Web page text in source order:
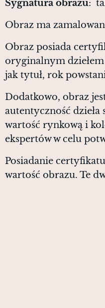
Sygnatura obrazu:
Obraz ma
Obraz posiada
oryginalnym
jak tytuł, rok
Dodatkowo, obraz
autentyczność
wartość rynkową i
ekspertów w celu
Posiadanie
wartość obrazu. Te